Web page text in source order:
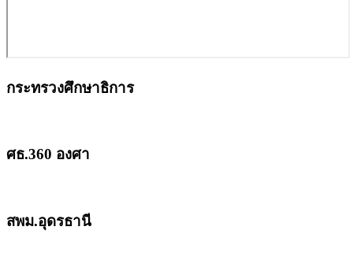
กระทรวงศึกษาธิการ
ศธ.360 องศา
สพม.อุดรธานี